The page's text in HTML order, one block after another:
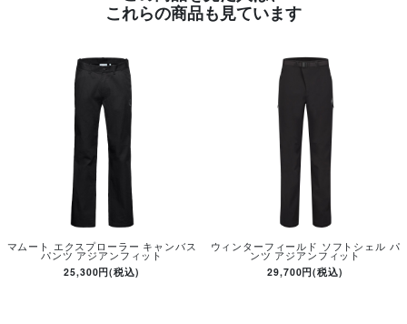
これらの商品も見ています
マムート エクスプローラー キャンバス
パンツ アジアンフィット
25,300円(税込)
ウィンターフィールド ソフトシェル パ
ンツ アジアンフィット
29,700円(税込)